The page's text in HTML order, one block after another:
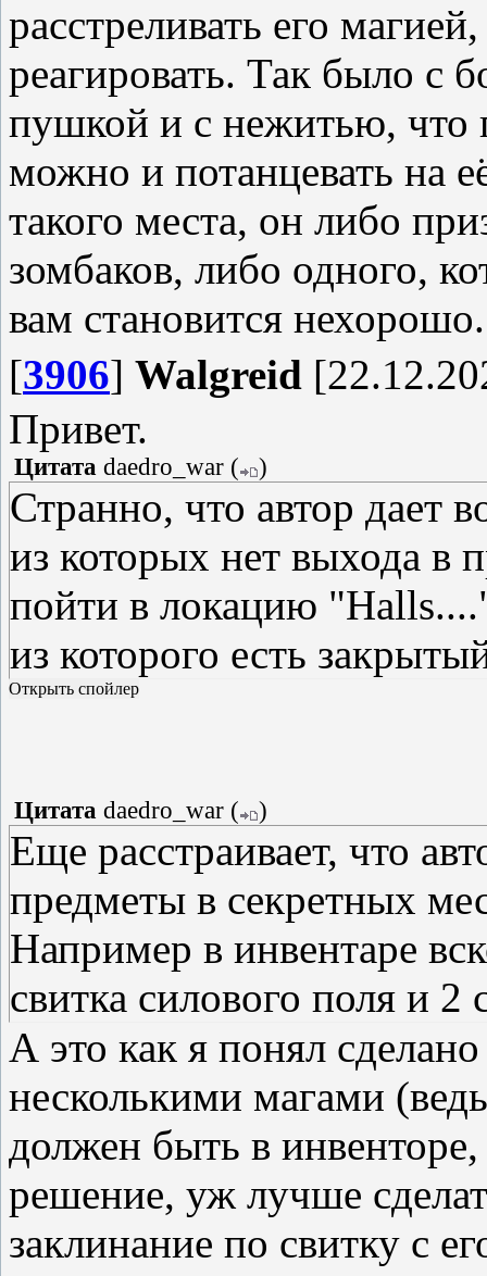
расстреливать его
реагировать. Так было с
пушкой и с нежитью, что
можно и потанцевать на
такого места, он либо
зомбаков, либо одного,
вам становится нехорошо.
[3906] Walgreid
Привет.
Цитата daedro_war ( )
Странно, что автор дает
из которых нет выхода
пойти в локацию
из которого есть
Цитата daedro_war ( )
Еще расстраивает, что
предметы в секретных
Например в инвентаре
свитка силового поля и
А это как я понял
несколькими магами
должен быть в
решение, уж лучше
заклинание по свитку с